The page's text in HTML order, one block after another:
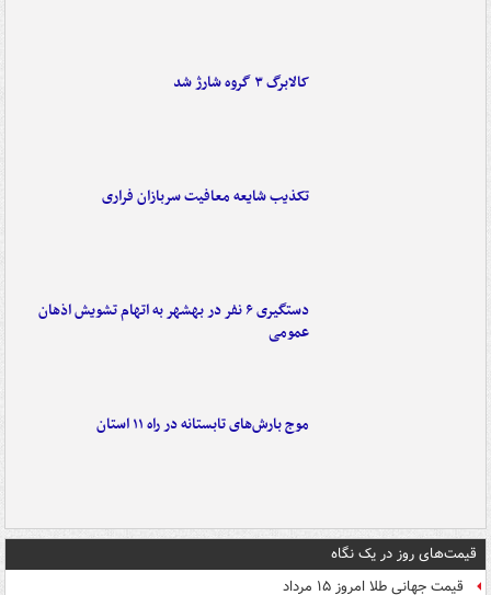
کالابرگ ۳ گروه شارژ شد
تکذیب شایعه معافیت سربازان فراری
دستگیری ۶ نفر در بهشهر به اتهام تشویش اذهان
عمومی
موج بارش‌های تابستانه در راه ۱۱ استان
قیمت‌های روز در یک نگاه
قیمت جهانی طلا امروز ۱۵ مرداد